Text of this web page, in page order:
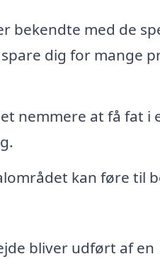
bekendte med de
dig for mange
nemmere at få fat i
kan føre til
bliver udført af en